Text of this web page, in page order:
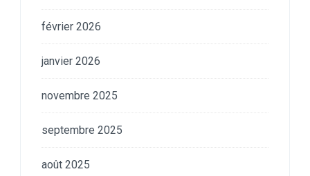
février 2026
janvier 2026
novembre 2025
septembre 2025
août 2025